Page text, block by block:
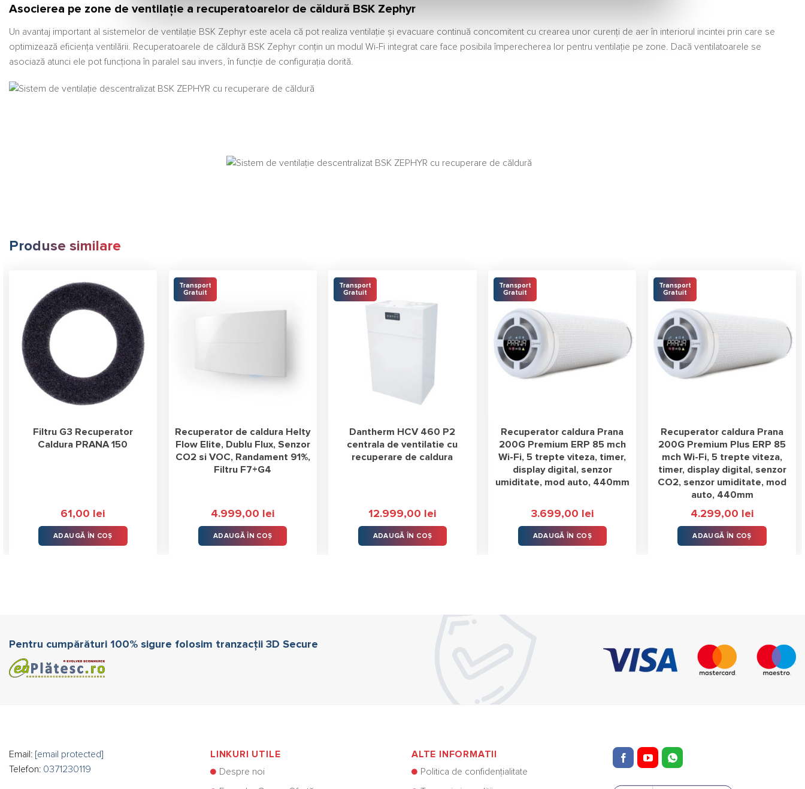
Asocierea pe zone de ventilație a recuperatoarelor de căldură BSK Zephyr
Un avantaj important al sistemelor de ventilație BSK Zephyr este acela că pot realiza ventilație și evacuare continuă concomitent cu crearea unor curenți de aer în interiorul incintei prin care se
optimizează eficiența ventilării. Recuperatoarele de căldură BSK Zephyr conțin un modul Wi-Fi integrat care face posibila împerecherea lor pentru ventilație pe zone. Dacă ventilatoarele se
asociază atunci ele pot funcționa în paralel sau invers, în funcție de configurația dorită.
Produse similare
Filtru G3 Recuperator
Caldura PRANA 150
61,00 lei
ADAUGĂ ÎN COȘ
Transport
Gratuit
Recuperator de caldura Helty
Flow Elite, Dublu Flux, Senzor
CO2 si VOC, Randament 91%,
Filtru F7+G4
4.999,00 lei
ADAUGĂ ÎN COȘ
Transport
Gratuit
Dantherm HCV 460 P2
centrala de ventilatie cu
recuperare de caldura
12.999,00 lei
ADAUGĂ ÎN COȘ
Transport
Gratuit
Recuperator caldura Prana
200G Premium ERP 85 mch
Wi-Fi, 5 trepte viteza, timer,
display digital, senzor
umiditate, mod auto, 440mm
3.699,00 lei
ADAUGĂ ÎN COȘ
Transport
Gratuit
Recuperator caldura Prana
200G Premium Plus ERP 85
mch Wi-Fi, 5 trepte viteza,
timer, display digital, senzor
CO2, senzor umiditate, mod
auto, 440mm
4.299,00 lei
ADAUGĂ ÎN COȘ
Pentru cumpărături 100% sigure folosim tranzacții 3D Secure
Email: [email protected]
Telefon: 0371230119
LINKURI UTILE
Despre noi
ALTE INFORMATII
Politica de confidențialitate